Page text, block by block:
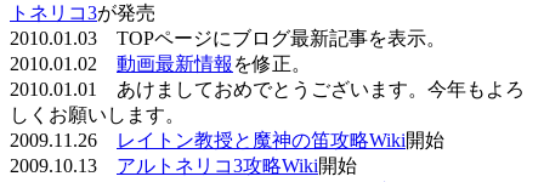
トネリコ3が発売
2010.01.03 TOPページにブログ最新記事を表示。
2010.01.02 動画最新情報 を修正。
2010.01.01 あけましておめでとうございます。今年もよろ
しくお願いします。
2009.11.26
レイトン教授と魔神の笛攻略Wiki開始
2009.10.13 アルトネリコ3攻略Wiki開始